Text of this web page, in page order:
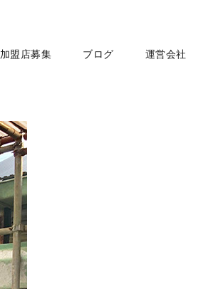
加盟店募集 ブログ 運営会社